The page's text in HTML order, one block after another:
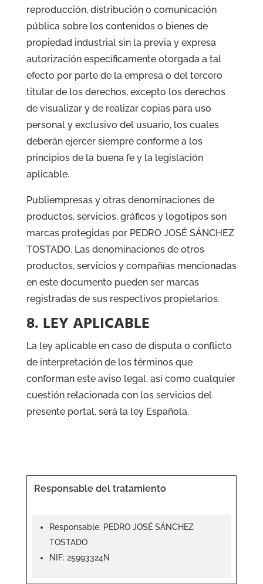
reproducción, distribución o comunicación
pública sobre los contenidos o bienes de
propiedad industrial sin la previa y expresa
autorización específicamente otorgada a tal
efecto por parte de la empresa o del tercero
titular de los derechos, excepto los derechos
de visualizar y de realizar copias para uso
personal y exclusivo del usuario, los cuales
deberán ejercer siempre conforme a los
principios de la buena fe y la legislación
aplicable.
Publiempresas y otras denominaciones de
productos, servicios, gráficos y logotipos son
marcas protegidas por PEDRO JOSÉ SÁNCHEZ
TOSTADO. Las denominaciones de otros
productos, servicios y compañías mencionadas
en este documento pueden ser marcas
registradas de sus respectivos propietarios.
8. LEY APLICABLE
La ley aplicable en caso de disputa o conflicto
de interpretación de los términos que
conforman este aviso legal, así como cualquier
cuestión relacionada con los servicios del
presente portal, será la ley Española.
Responsable del tratamiento
Responsable: PEDRO JOSÉ SÁNCHEZ
TOSTADO
NIF: 25993324N